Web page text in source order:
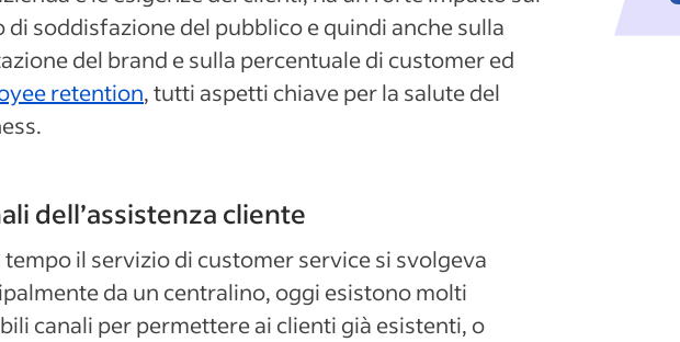
di soddisfazione del pubblico e quindi anche sulla
del brand e sulla percentuale di customer ed
retention, tutti aspetti chiave per la salute del
dell’assistenza cliente
tempo il servizio di customer service si svolgeva
da un centralino, oggi esistono molti
canali per permettere ai clienti già esistenti, o